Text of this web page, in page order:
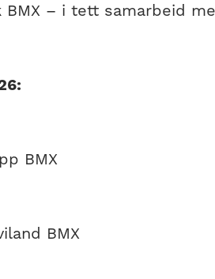
BMX – i tett samarbeid
BMX
BMX